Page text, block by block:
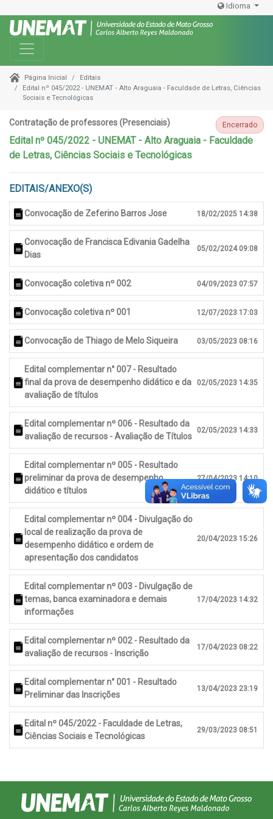
Idioma
Toggle navigation
Página Inicial
Editais
Edital nº 045/2022 - UNEMAT - Alto Araguaia - Faculdade de Letras, Ciências
Sociais e Tecnológicas
Contratação de professores (Presenciais) Encerrado
Edital nº 045/2022 - UNEMAT - Alto Araguaia - Faculdade
de Letras, Ciências Sociais e Tecnológicas
EDITAIS/ANEXO(S)
Convocação de Zeferino Barros Jose 18/02/2025 14:38
Convocação de Francisca Edivania Gadelha
Dias
05/02/2024 09:08
Convocação coletiva nº 002 04/09/2023 07:57
Convocação coletiva nº 001 12/07/2023 17:03
Convocação de Thiago de Melo Siqueira 03/05/2023 08:16
Edital complementar n° 007 - Resultado
final da prova de desempenho didático e da
avaliação de títulos
02/05/2023 14:35
Edital complementar nº 006 - Resultado da
avaliação de recursos - Avaliação de Títulos
02/05/2023 14:33
Edital complementar nº 005 - Resultado
preliminar da prova de desempenho
didático e títulos
27/04/2023 14:10
Edital complementar nº 004 - Divulgação do
local de realização da prova de
desempenho didático e ordem de
apresentação dos candidatos
20/04/2023 15:26
Edital complementar nº 003 - Divulgação de
temas, banca examinadora e demais
informações
17/04/2023 14:32
Edital complementar nº 002 - Resultado da
avaliação de recursos - Inscrição
17/04/2023 08:22
Edital complementar n° 001 - Resultado
Preliminar das Inscrições
13/04/2023 23:19
Edital nº 045/2022 - Faculdade de Letras,
Ciências Sociais e Tecnológicas
29/03/2023 08:51